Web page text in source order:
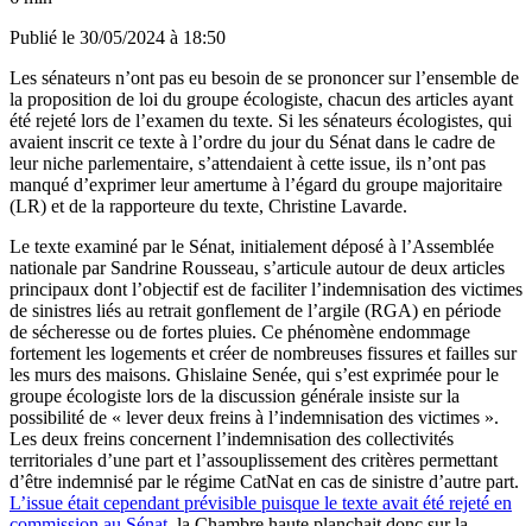
Publié le 30/05/2024 à 18:50
Les sénateurs n’ont pas eu besoin de se prononcer sur l’ensemble de
la proposition de loi du groupe écologiste, chacun des articles ayant
été rejeté lors de l’examen du texte. Si les sénateurs écologistes, qui
avaient inscrit ce texte à l’ordre du jour du Sénat dans le cadre de
leur niche parlementaire, s’attendaient à cette issue, ils n’ont pas
manqué d’exprimer leur amertume à l’égard du groupe majoritaire
(LR) et de la rapporteure du texte, Christine Lavarde.
Le texte examiné par le Sénat, initialement déposé à l’Assemblée
nationale par Sandrine Rousseau, s’articule autour de deux articles
principaux dont l’objectif est de faciliter l’indemnisation des victimes
de sinistres liés au retrait gonflement de l’argile (RGA) en période
de sécheresse ou de fortes pluies. Ce phénomène endommage
fortement les logements et créer de nombreuses fissures et failles sur
les murs des maisons. Ghislaine Senée, qui s’est exprimée pour le
groupe écologiste lors de la discussion générale insiste sur la
possibilité de « lever deux freins à l’indemnisation des victimes ».
Les deux freins concernent l’indemnisation des collectivités
territoriales d’une part et l’assouplissement des critères permettant
d’être indemnisé par le régime CatNat en cas de sinistre d’autre part.
L’issue était cependant prévisible puisque le texte avait été rejeté en